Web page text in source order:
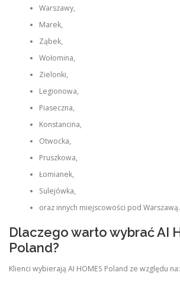
Warszawy,
Marek,
Ząbek,
Wołomina,
Zielonki,
Legionowa,
Piaseczna,
Konstancina,
Otwocka,
Pruszkowa,
Łomianek,
Sulejówka,
oraz innych miejscowości pod Warszawą.
Dlaczego warto wybrać AI
Poland?
Klienci wybierają AI HOMES Poland ze względu na: